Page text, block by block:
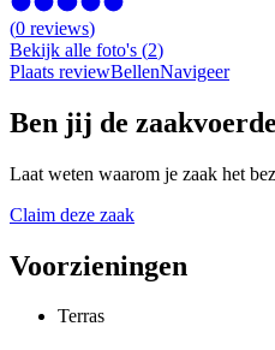
(0 reviews)
Bekijk alle foto's (2)
Plaats reviewBellenNavigeer
Ben jij de
Laat weten waarom je zaak het
Claim deze zaak
Voorzieningen
Terras